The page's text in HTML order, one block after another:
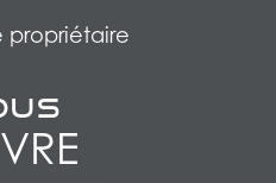
propriétaire